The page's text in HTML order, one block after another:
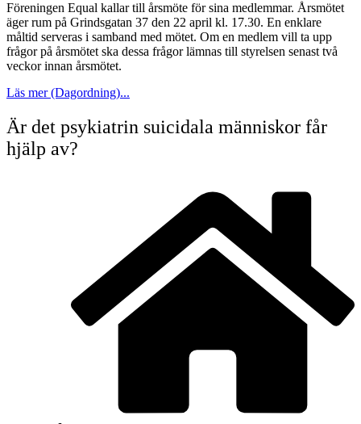
Föreningen Equal kallar till årsmöte för sina medlemmar. Årsmötet
äger rum på Grindsgatan 37 den 22 april kl. 17.30. En enklare
måltid serveras i samband med mötet. Om en medlem vill ta upp
frågor på årsmötet ska dessa frågor lämnas till styrelsen senast två
veckor innan årsmötet.
Läs mer (Dagordning)...
Är det psykiatrin suicidala människor får
hjälp av?